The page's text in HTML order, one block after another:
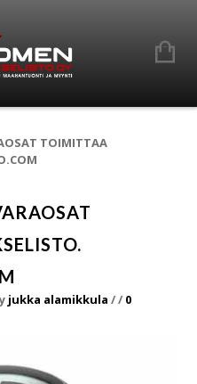
TOIMITTAA
jukka alamikkula // 0